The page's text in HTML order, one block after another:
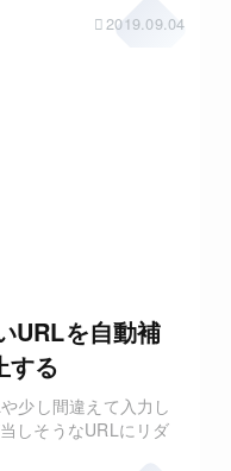
2019.09.04
URLを自動補
する
少し間違えて入力し
しそうなURLにリダ